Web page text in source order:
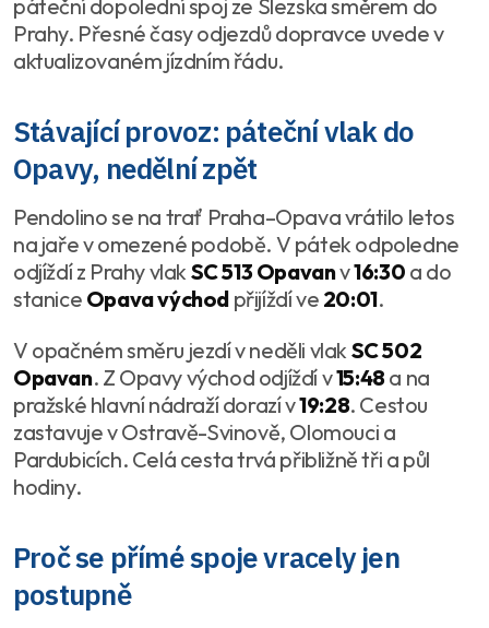
páteční dopolední spoj ze Slezska směrem do
Prahy. Přesné časy odjezdů dopravce uvede v
aktualizovaném jízdním řádu.
Stávající provoz: páteční vlak do
Opavy, nedělní zpět
Pendolino se na trať Praha–Opava vrátilo letos
na jaře v omezené podobě. V pátek odpoledne
odjíždí z Prahy vlak SC 513 Opavanv16:30 a do
stanice Opava východ přijíždí ve 20:01.
V opačném směru jezdí v neděli vlak SC 502
Opavan. Z Opavy východ odjíždí v15:48 a na
pražské hlavní nádraží dorazí v19:28. Cestou
zastavuje v Ostravě-Svinově, Olomouci a
Pardubicích. Celá cesta trvá přibližně tři a půl
hodiny.
Proč se přímé spoje vracely jen
postupně